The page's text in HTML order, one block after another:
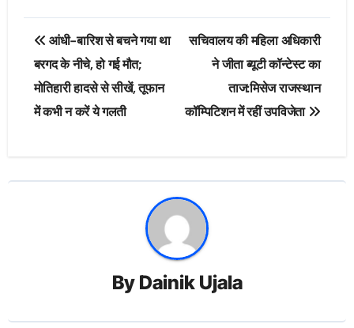
Post
navigation
आंधी-बारिश से बचने गया था
बरगद के नीचे, हो गई मौत;
मोतिहारी हादसे से सीखें, तूफान
में कभी न करें ये गलती
सचिवालय की महिला अधिकारी
ने जीता ब्यूटी कॉन्टेस्ट का
ताज:मिसेज राजस्थान
कॉम्पिटिशन में रहीं उपविजेता
By Dainik Ujala